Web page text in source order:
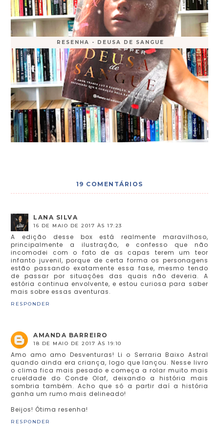
RESENHA - DEUSA DE SANGUE
19 COMENTÁRIOS
LANA SILVA
16 DE MAIO DE 2017 ÀS 17:23
A edição desse box está realmente maravilhoso,
principalmente a ilustração, e confesso que não
incomodei com o fato de as capas terem um teor
infanto juvenil, porque de certa forma os personagens
estão passando exatamente essa fase, mesmo tendo
de passar por situações das quais não deveria. A
estória continua envolvente, e estou curiosa para saber
mais sobre essas aventuras.
RESPONDER
AMANDA BARREIRO
18 DE MAIO DE 2017 ÀS 19:10
Amo amo amo Desventuras! Li o Serraria Baixo Astral
quando ainda era criança, logo que lançou. Nesse livro
o clima fica mais pesado e começa a rolar muito mais
crueldade do Conde Olaf, deixando a história mais
sombria também. Acho que só a partir daí a história
ganha um rumo mais delineado!
Beijos! Ótima resenha!
RESPONDER